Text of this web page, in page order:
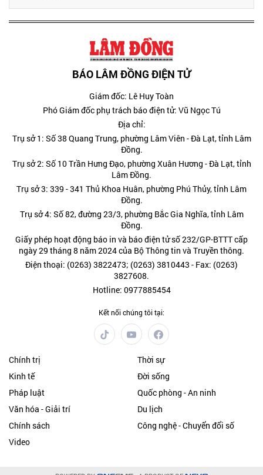
BÁO LÂM ĐỒNG ĐIỆN TỬ
Giám đốc: Lê Huy Toàn
Phó Giám đốc phụ trách báo điện tử: Vũ Ngọc Tú
Địa chỉ:
Trụ sở 1: Số 38 Quang Trung, phường Lâm Viên - Đà Lạt, tỉnh Lâm
Đồng.
Trụ sở 2: Số 10 Trần Hưng Đạo, phường Xuân Hương - Đà Lạt, tỉnh
Lâm Đồng.
Trụ sở 3: 339 - 341 Thủ Khoa Huân, phường Phú Thủy, tỉnh Lâm
Đồng.
Trụ sở 4: Số 82, đường 23/3, phường Bắc Gia Nghĩa, tỉnh Lâm
Đồng.
Giấy phép hoạt động báo in và báo điện tử số 232/GP-BTTT cấp
ngày 29 tháng 8 năm 2024 của Bộ Thông tin và Truyền thông.
Điện thoại: (0263) 3822473; (0263) 3810443 - Fax: (0263)
3827608.
Hotline: 0977885454
Kết nối chúng tôi tại:
Chính trị
Thời sự
Kinh tế
Đời sống
Pháp luật
Quốc phòng - An ninh
Văn hóa - Giải trí
Du lịch
Chính sách
Công nghệ - Chuyển đổi số
Video